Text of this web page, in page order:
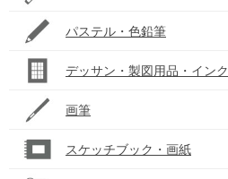
パステル・色鉛筆
デッサン・製図用品・インク
画筆
スケッチブック・画紙